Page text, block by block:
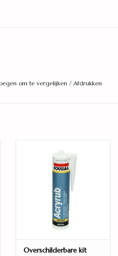
om te vergelijken / Afdrukken
Overschilderbare kit